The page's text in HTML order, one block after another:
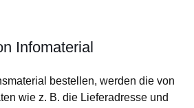
Infomaterial
bestellen, werden die von
wie z. B. die Lieferadresse und